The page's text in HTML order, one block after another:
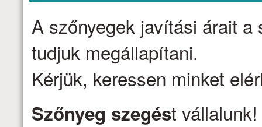
A szőnyegek javítási árait a
tudjuk megállapítani.
Kérjük, keressen minket
Szőnyeg szegést